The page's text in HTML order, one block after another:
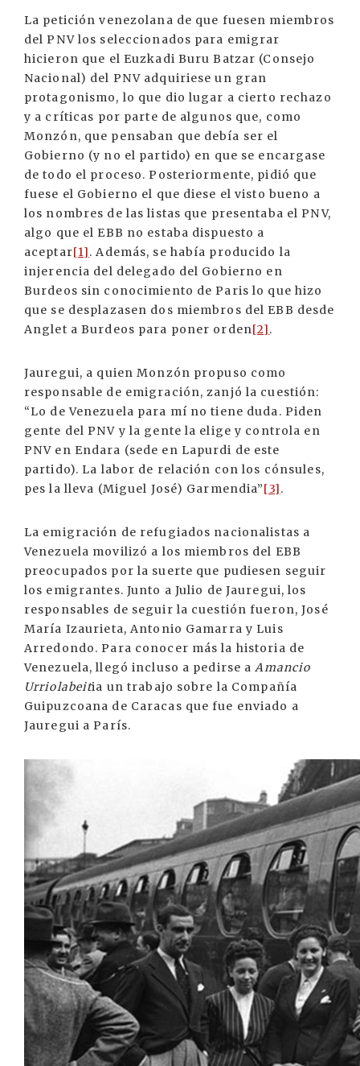
La petición venezolana de que fuesen miembros
del PNV los seleccionados para emigrar
hicieron que el Euzkadi Buru Batzar (Consejo
Nacional) del PNV adquiriese un gran
protagonismo, lo que dio lugar a cierto rechazo
y a críticas por parte de algunos que, como
Monzón, que pensaban que debía ser el
Gobierno (y no el partido) en que se encargase
de todo el proceso. Posteriormente, pidió que
fuese el Gobierno el que diese el visto bueno a
los nombres de las listas que presentaba el PNV,
algo que el EBB no estaba dispuesto a
aceptar[1]. Además, se había producido la
injerencia del delegado del Gobierno en
Burdeos sin conocimiento de Paris lo que hizo
que se desplazasen dos miembros del EBB desde
Anglet a Burdeos para poner orden[2].
Jauregui, a quien Monzón propuso como
responsable de emigración, zanjó la cuestión:
“Lo de Venezuela para mí no tiene duda. Piden
gente del PNV y la gente la elige y controla en
PNV en Endara (sede en Lapurdi de este
partido). La labor de relación con los cónsules,
pes la lleva (Miguel José) Garmendia”[3].
La emigración de refugiados nacionalistas a
Venezuela movilizó a los miembros del EBB
preocupados por la suerte que pudiesen seguir
los emigrantes. Junto a Julio de Jauregui, los
responsables de seguir la cuestión fueron, José
María Izaurieta, Antonio Gamarra y Luis
Arredondo. Para conocer más la historia de
Venezuela, llegó incluso a pedirse aAmancio
Urriolabeitia un trabajo sobre la Compañía
Guipuzcoana de Caracas que fue enviado a
Jauregui a París.